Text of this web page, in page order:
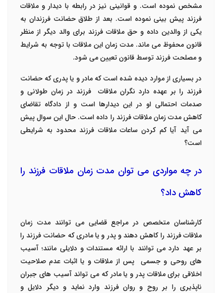
مشخص نموده است. و قوانینی نیز در رابطه با دیدار و ملاقات
فرزند پیش بینی نموده است. بعد از طلاق حضانت فرزندان به
یکی از والدین داده و حق ملاقات فرزند برای والد دیگر از منظر
قانون محفوظ می ماند. مدت زمان این ملاقات با توجه به شرایط
و مصلحت فرزند توسط قانون تعیین می شود.
در بسیاری از موارد دیده شده است که مادر و یا پدری که حضانت
فرزند را بر عهده دارد نگران ملاقات فرزند در زمان طولانی و
صدمات احتمالی او در این دیدارها است و از دادگاه تقاضای
کاهش مدت زمان ملاقات فرزند را داده است. حال این سوال پیش
می آید آیا کم کردن ساعات ملاقات فرزند محدود به شرایطی
است؟
در چه مواردی می توان مدت زمان ملاقات فرزند را
کاهش داد؟
کارشناسان متخصص در مراجع قضایی می توانند مدت زمان
ملاقات فرزند را کاهش دهند و پدر و یا مادری که حضانت فرزند را
بر عهد دارد می توانند با ارائه مستندات و دلایلی مانند؛ آسیب
های روحی و جسمی پس از ملاقات و یا اثبات عدم صلاحیت
اخلاقی برای ملاقات پدر و یا مادر که می تواند آسیب های جبران
ناپذیری را بر روح و روان فرزند وارد نماید و دیگر دلایل و